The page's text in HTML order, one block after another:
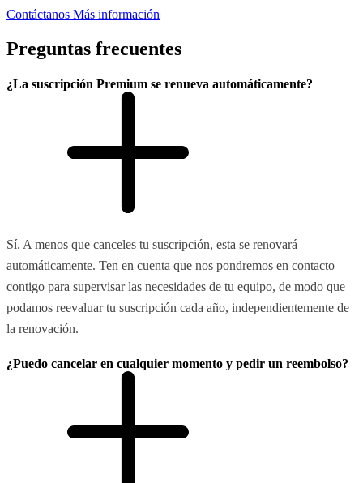
Contáctanos Más información
Preguntas frecuentes
¿La suscripción Premium se renueva automáticamente?
Sí. A menos que canceles tu suscripción, esta se renovará
automáticamente. Ten en cuenta que nos pondremos en contacto
contigo para supervisar las necesidades de tu equipo, de modo que
podamos reevaluar tu suscripción cada año, independientemente de
la renovación.
¿Puedo cancelar en cualquier momento y pedir un reembolso?